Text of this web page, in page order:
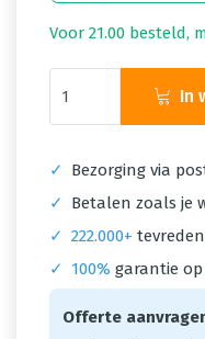
Voor 21.00 besteld,
In
✓ Bezorging via
✓
Betalen zoals je
✓ 222.000+
✓
100% garantie
Offerte